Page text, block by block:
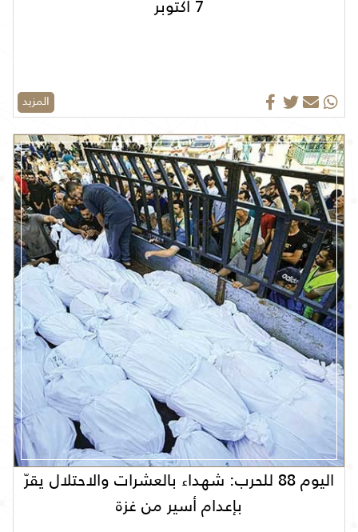
7 أكتوبر
المزيد
اليوم 88 للحرب: شهداء بالعشرات والاحتلال يقرّ
بإعدام أسير من غزة